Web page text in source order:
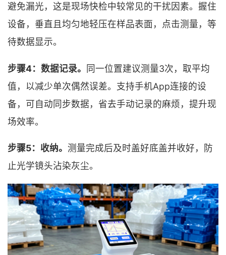
避免漏光，这是现场快检中较常见的干扰因素。握住
设备，垂直且均匀地轻压在样品表面，点击测量，等
待数据显示。
步骤4：数据记录。 同一位置建议测量3次，取平均
值，以减少单次偶然误差。支持手机App连接的设
备，可自动同步数据，省去手动记录的麻烦，提升现
场效率。
步骤5：收纳。 测量完成后及时盖好底盖并收好，防
止光学镜头沾染灰尘。